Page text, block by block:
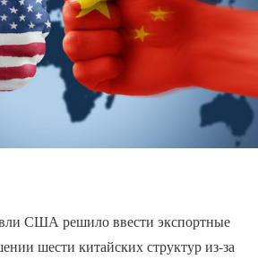
США решило ввести экспортные
шести китайских структур из-за